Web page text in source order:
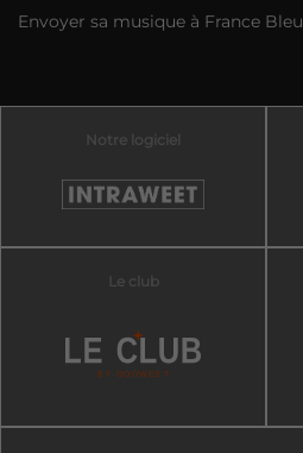
Envoyer sa musique à France Bleu
Notre logiciel
Le club